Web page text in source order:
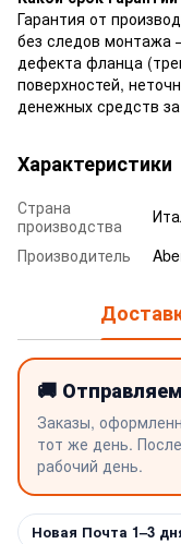
Гарантия от
без следов монтажа
дефекта фланца
поверхностей,
денежных средств
Характеристики
Страна
производства
Производитель
🚚
Заказы,
тот же день.
рабочий день.
Новая Почта 1–3